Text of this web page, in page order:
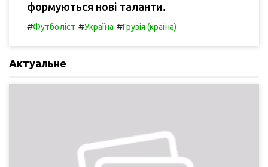
формуються нові таланти.
#Футболіст #Україна #Грузія (країна)
Актуальне